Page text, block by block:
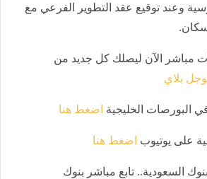
وعند توقيع عقد التطوير الفرعي مع
.
مباشر الآن ليصلك كل جديد من
بلاي
في البورصات الخليجية اضغط هنا
على يوتيوب اضغط هنا
السعودية.. تابع مباشر بنوك